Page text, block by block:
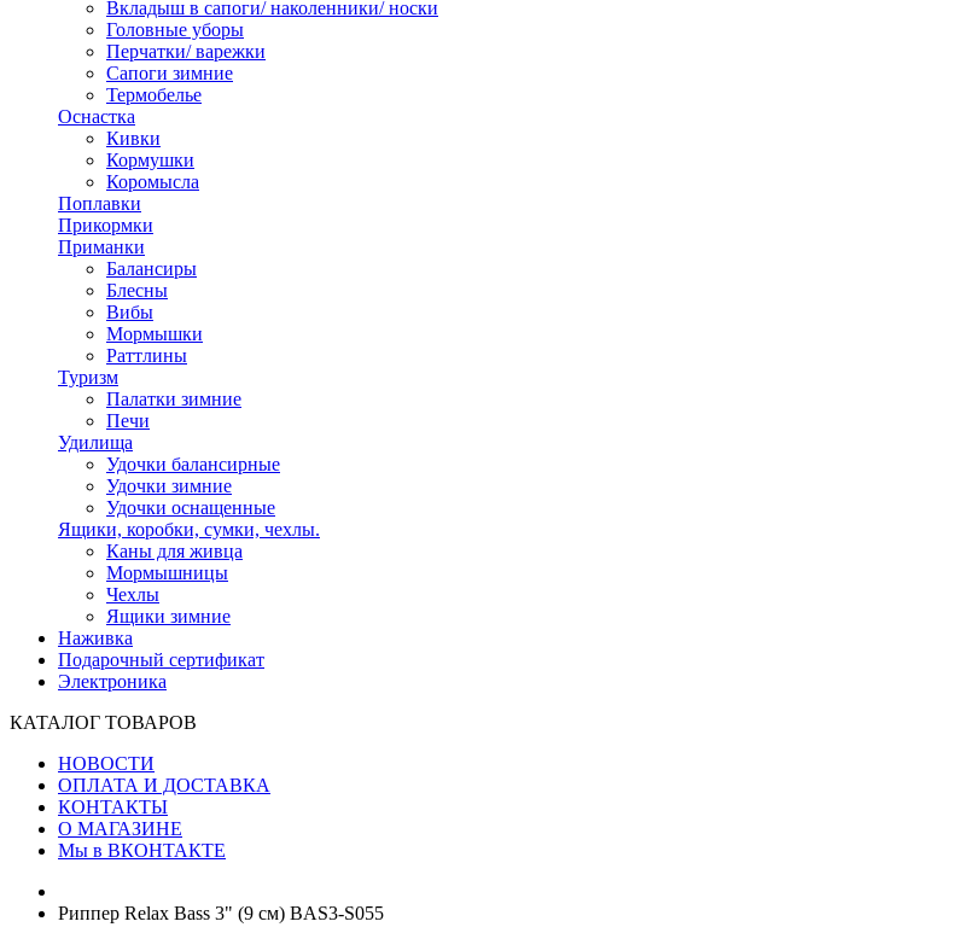
Вкладыш в сапоги/ наколенники/ носки
Головные уборы
Перчатки/ варежки
Сапоги зимние
Термобелье
Оснастка
Кивки
Кормушки
Коромысла
Поплавки
Прикормки
Приманки
Балансиры
Блесны
Вибы
Мормышки
Раттлины
Туризм
Палатки зимние
Печи
Удилища
Удочки балансирные
Удочки зимние
Удочки оснащенные
Ящики, коробки, сумки, чехлы.
Каны для живца
Мормышницы
Чехлы
Ящики зимние
Наживка
Подарочный сертификат
Электроника
КАТАЛОГ ТОВАРОВ
НОВОСТИ
ОПЛАТА И ДОСТАВКА
КОНТАКТЫ
О МАГАЗИНЕ
Мы в ВКОНТАКТЕ
Риппер Relax Bass 3" (9 см) BAS3-S055